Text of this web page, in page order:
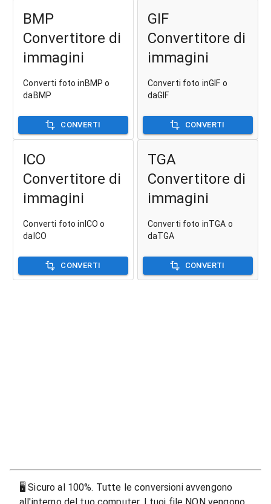
BMP
Convertitore di
immagini
Converti foto inBMP o
daBMP
CONVERTI
GIF
Convertitore di
immagini
Converti foto inGIF o
daGIF
CONVERTI
ICO
Convertitore di
immagini
Converti foto inICO o
daICO
CONVERTI
TGA
Convertitore di
immagini
Converti foto inTGA o
daTGA
CONVERTI
🖥Sicuro al 100%. Tutte le conversioni avvengono